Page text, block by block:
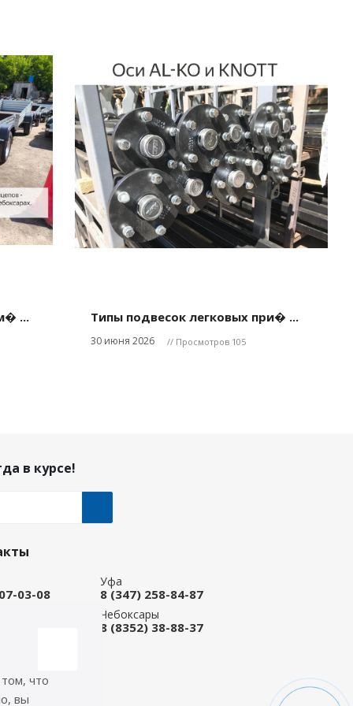
... Типы подвесок легковых при� ...
30 июня 2026 // Просмотров 105
в курсе!
03-08
Уфа
8 (347) 258-84-87
Чебоксары
8 (8352) 38-88-37
что
вы